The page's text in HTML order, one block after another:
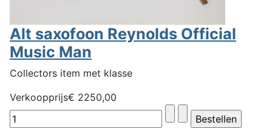
Alt saxofoon Reynolds Official
Music Man
Collectors item met klasse
Verkoopprijs€ 2250,00